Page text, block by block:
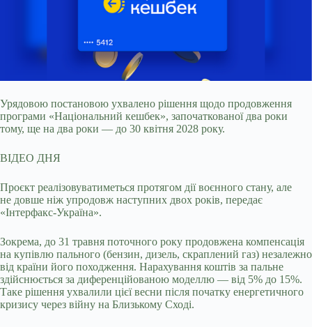
Урядовою постановою ухвалено рішення щодо продовження
програми «Національний кешбек», започаткованої два роки
тому, ще на два роки — до 30 квітня 2028 року.
ВІДЕО ДНЯ
Проєкт реалізовуватиметься протягом дії воєнного стану, але
не довше ніж упродовж наступних двох років, передає
«Інтерфакс-Україна».
Зокрема, до 31 травня поточного року продовжена компенсація
на купівлю пального (бензин, дизель, скраплений газ) незалежно
від країни його походження. Нарахування коштів за пальне
здійснюється за диференційованою моделлю — від 5% до 15%.
Таке рішення ухвалили цієї весни після початку енергетичного
кризису через війну на Близькому Сході.